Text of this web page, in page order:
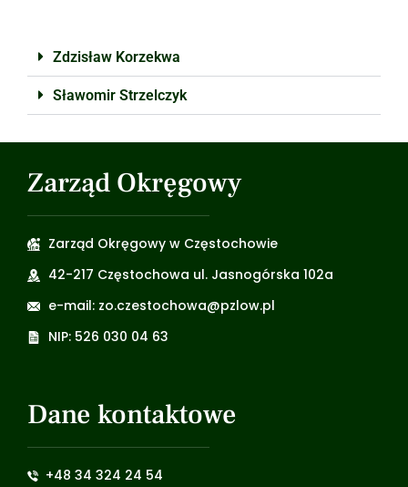
Zdzisław Korzekwa
Sławomir Strzelczyk
Zarząd Okręgowy
Zarząd Okręgowy w Częstochowie
42-217 Częstochowa ul. Jasnogórska 102a
e-mail: zo.czestochowa@pzlow.pl
NIP: 526 030 04 63
Dane kontaktowe
+48 34 324 24 54